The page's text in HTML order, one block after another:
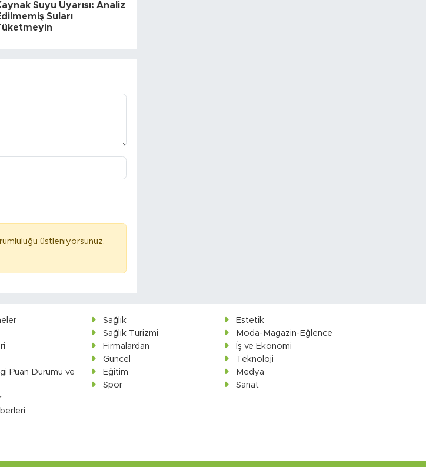
Suyu Uyarısı: Analiz
Suları
üstleniyorsunuz.
Puan Durumu ve
Sağlık
Estetik
Sağlık Turizmi
Moda-Magazin-Eğlence
Firmalardan
İş ve Ekonomi
Güncel
Teknoloji
Eğitim
Medya
Spor
Sanat